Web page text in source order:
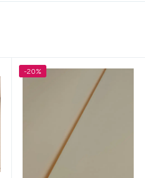
-20%